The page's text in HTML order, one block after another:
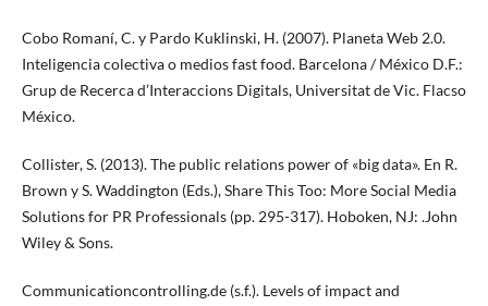
Cobo Romaní, C. y Pardo Kuklinski, H. (2007). Planeta Web 2.0.
Inteligencia colectiva o medios fast food. Barcelona / México D.F.:
Grup de Recerca d’Interaccions Digitals, Universitat de Vic. Flacso
México.
Collister, S. (2013). The public relations power of «big data». En R.
Brown y S. Waddington (Eds.), Share This Too: More Social Media
Solutions for PR Professionals (pp. 295-317). Hoboken, NJ: .John
Wiley & Sons.
Communicationcontrolling.de (s.f.). Levels of impact and